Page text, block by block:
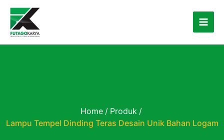
Skip to content
Home / Produk /
Lampu Tempel Dinding Teras Desain Unik Bahan Logam